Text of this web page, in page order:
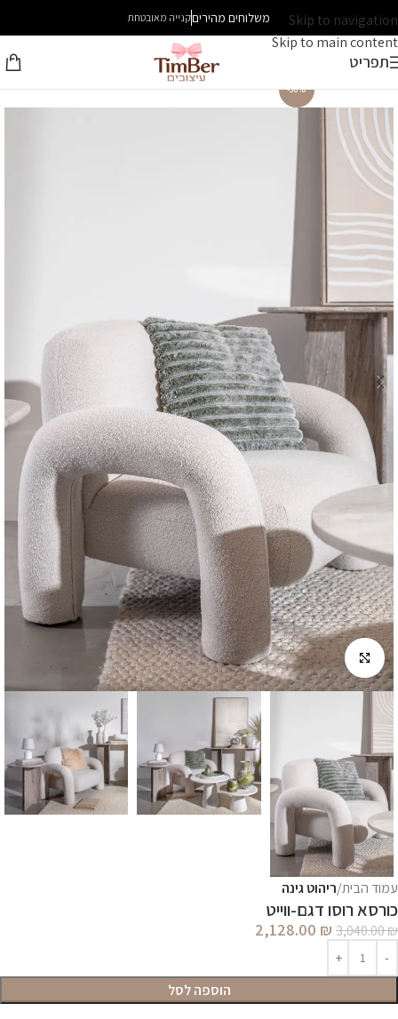
Skip to navigation
Skip to main content
משלוחים מהיריםקנייה מאובטחת
תפריט
עמוד הבית ריהוט גינה
כורסא רוסו דגם-ווייט
3,040.00₪
2,128.00 ₪
הוספה לסל
-30%
לחץ להגדלה